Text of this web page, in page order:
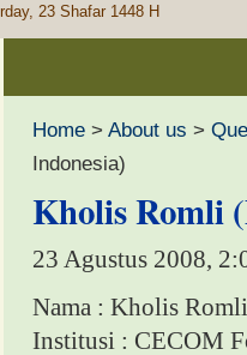
23 Shafar 1448 H
Home > About us >
Indonesia)
Kholis Romli
23 Agustus 2008,
Nama : Kholis Romli
Institusi : CECOM